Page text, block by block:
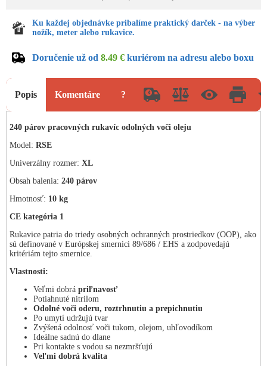
Ku každej objednávke pribalíme praktický darček - na výber
nožík, meter alebo rukavice.
Doručenie už od 8.49 € kuriérom na adresu alebo boxu
Popis Komentáre ?
240 párov pracovných rukavíc odolných voči oleju
Model: RSE
Univerzálny rozmer: XL
Obsah balenia: 240 párov
Hmotnosť: 10 kg
CE kategória 1
Rukavice patria do triedy osobných ochranných prostriedkov (OOP), ako
sú definované v Európskej smernici 89/686 / EHS a zodpovedajú
kritériám tejto smernice.
Vlastnosti:
Veľmi dobrá priľnavosť
Potiahnuté nitrilom
Odolné voči oderu, roztrhnutiu a prepichnutiu
Po umytí udržujú tvar
Zvýšená odolnosť voči tukom, olejom, uhľovodíkom
Ideálne sadnú do dlane
Pri kontakte s vodou sa nezmršťujú
Veľmi dobrá kvalita